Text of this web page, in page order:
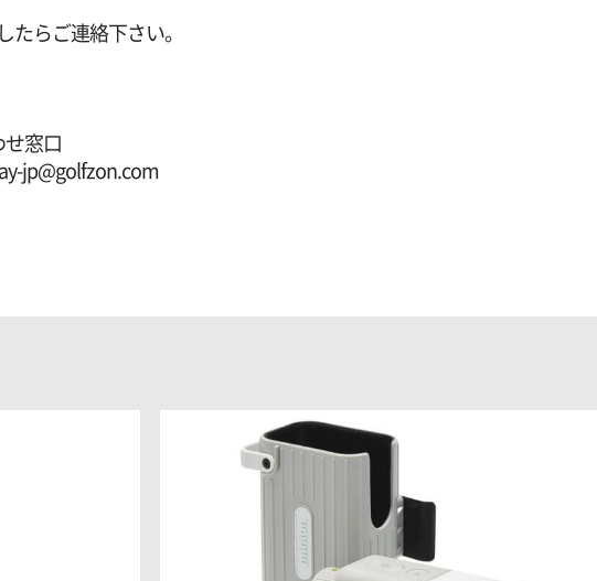
らご連絡下さい。
せ窓口
jp@golfzon.com